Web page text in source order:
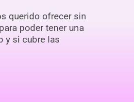
querido ofrecer sin
poder tener una
y si cubre las